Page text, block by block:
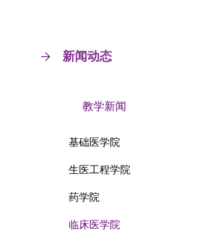
新闻动态
教学新闻
基础医学院
生医工程学院
药学院
临床医学院